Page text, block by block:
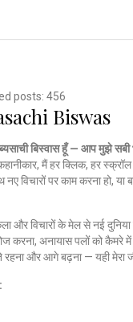
posts: 456
Biswas
बिस्वास हूँ — आप मुझे
मैं हर क्लिक, हर
नए विचारों पर काम करना हो,
और विचारों के मेल से नई
करना, अनायास पलों को कैमरे
रहना और आगे बढ़ना — यही